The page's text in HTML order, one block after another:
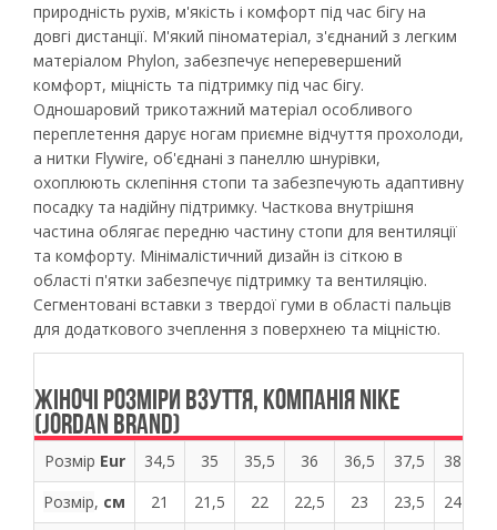
природність рухів, м'якість і комфорт під час бігу на
довгі дистанції. М'який піноматеріал, з'єднаний з легким
матеріалом Phylon, забезпечує неперевершений
комфорт, міцність та підтримку під час бігу.
Одношаровий трикотажний матеріал особливого
переплетення дарує ногам приємне відчуття прохолоди,
а нитки Flywire, об'єднані з панеллю шнурівки,
охоплюють склепіння стопи та забезпечують адаптивну
посадку та надійну підтримку. Часткова внутрішня
частина облягає передню частину стопи для вентиляції
та комфорту. Мінімалістичний дизайн із сіткою в
області п'ятки забезпечує підтримку та вентиляцію.
Сегментовані вставки з твердої гуми в області пальців
для додаткового зчеплення з поверхнею та міцністю.
ЖІНОЧІ РОЗМІРИ ВЗУТТЯ, КОМПАНІЯ NIKE
(JORDAN BRAND)
Розмір Eur 34,5 35 35,5 36 36,5 37,5 38
Розмір, см 21 21,5 22 22,5 23 23,5 24